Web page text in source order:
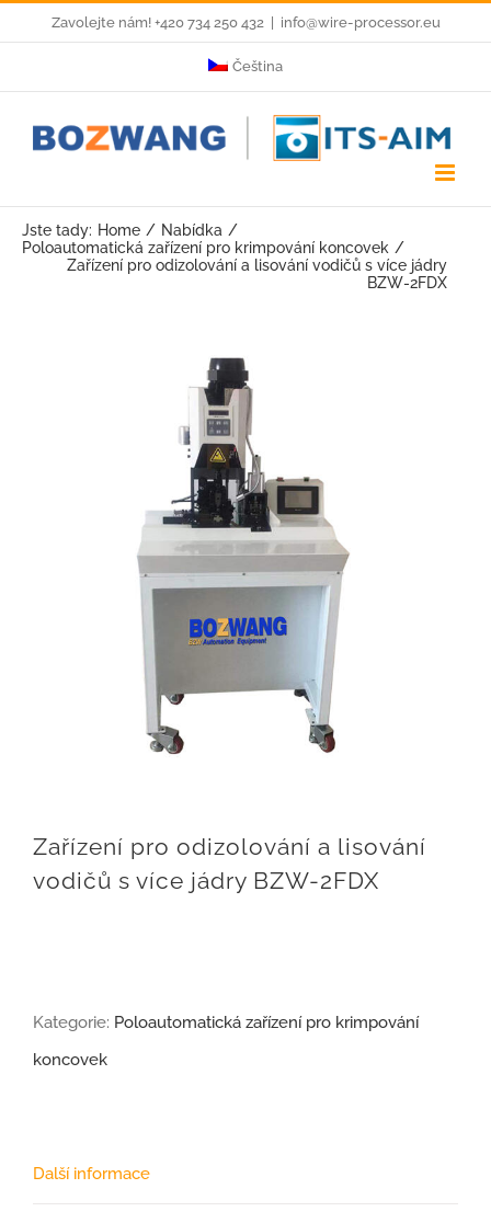
content
Zavolejte nám! +420 734 250 432 info@wire-processor.eu
Čeština
Jste tady: Home
Nabídka
Poloautomatická zařízení pro krimpování koncovek
Zařízení pro odizolování a lisování vodičů s více jádry
BZW-2FDX
Zařízení pro odizolování a lisování
vodičů s více jádry BZW-2FDX
Kategorie: Poloautomatická zařízení pro krimpování
koncovek
Další informace